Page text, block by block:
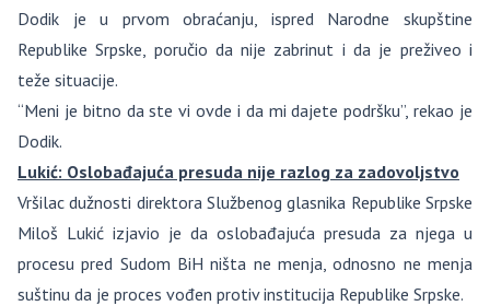
Dodik je u prvom obraćanju, ispred Narodne skupštine
Republike Srpske, poručio da nije zabrinut i da je preživeo i
teže situacije.
“Meni je bitno da ste vi ovde i da mi dajete podršku”, rekao je
Dodik.
Lukić: Oslobađajuća presuda nije razlog za zadovoljstvo
Vršilac dužnosti direktora Službenog glasnika Republike Srpske
Miloš Lukić izjavio je da oslobađajuća presuda za njega u
procesu pred Sudom BiH ništa ne menja, odnosno ne menja
suštinu da je proces vođen protiv institucija Republike Srpske.